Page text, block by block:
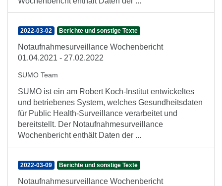
2022-03-02 Berichte und sonstige Texte
Notaufnahmesurveillance Wochenbericht
01.04.2021 - 27.02.2022
SUMO Team
SUMO ist ein am Robert Koch-Institut entwickeltes
und betriebenes System, welches Gesundheitsdaten
für Public Health-Surveillance verarbeitet und
bereitstellt. Der Notaufnahmesurveillance
Wochenbericht enthält Daten der ...
2022-03-09 Berichte und sonstige Texte
Notaufnahmesurveillance Wochenbericht